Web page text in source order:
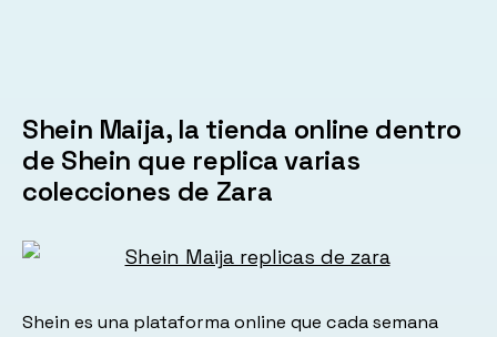
Shein Maija, la tienda online dentro
de Shein que replica varias
colecciones de Zara
Shein es una plataforma online que cada semana